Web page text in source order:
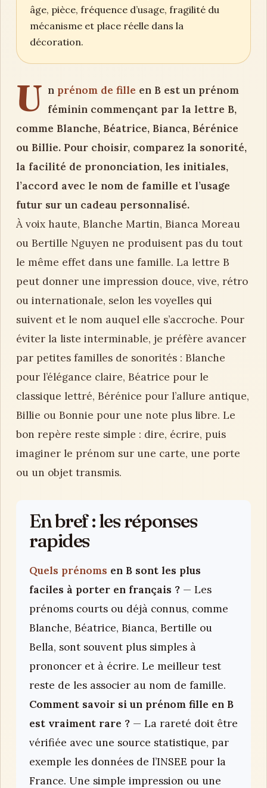
âge, pièce, fréquence d’usage, fragilité du
mécanisme et place réelle dans la
décoration.
U n prénom de fille en B est un prénom
féminin commençant par la lettre B,
comme Blanche, Béatrice, Bianca, Bérénice
ou Billie. Pour choisir, comparez la sonorité,
la facilité de prononciation, les initiales,
l’accord avec le nom de famille et l’usage
futur sur un cadeau personnalisé.
À voix haute, Blanche Martin, Bianca Moreau
ou Bertille Nguyen ne produisent pas du tout
le même effet dans une famille. La lettre B
peut donner une impression douce, vive, rétro
ou internationale, selon les voyelles qui
suivent et le nom auquel elle s’accroche. Pour
éviter la liste interminable, je préfère avancer
par petites familles de sonorités : Blanche
pour l’élégance claire, Béatrice pour le
classique lettré, Bérénice pour l’allure antique,
Billie ou Bonnie pour une note plus libre. Le
bon repère reste simple : dire, écrire, puis
imaginer le prénom sur une carte, une porte
ou un objet transmis.
En bref : les réponses
rapides
Quels prénoms en B sont les plus
faciles à porter en français ? — Les
prénoms courts ou déjà connus, comme
Blanche, Béatrice, Bianca, Bertille ou
Bella, sont souvent plus simples à
prononcer et à écrire. Le meilleur test
reste de les associer au nom de famille.
Comment savoir si un prénom fille en B
est vraiment rare ? — La rareté doit être
vérifiée avec une source statistique, par
exemple les données de l’INSEE pour la
France. Une simple impression ou une